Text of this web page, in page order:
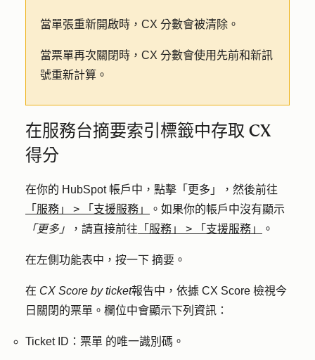
當單張重新開啟時，CX 分數會被清除。
當票單再次關閉時，CX 分數會使用先前和新訊
號重新計算。
在服務台摘要索引標籤中存取 CX
得分
在你的 HubSpot 帳戶中，點擊 「更多」
，然後前往
「服務」
> 「支援服務」
。如果你的帳戶中沒有顯示
「更多」
，請直接前往 「服務」 > 「支援服務」 。
在左側功能表中，按一下 摘要。
在 CX Score by ticket報告中，依據 CX Score 檢視今
日關閉的票單。欄位中會顯示下列資訊：
Ticket ID：票單 的唯一識別碼。